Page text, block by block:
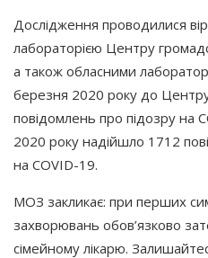
Дослідження проводилися
лабораторією Центру
а також обласними
березня 2020 року до
повідомлень про підозру на
2020 року надійшло 1712
на COVID-19.
МОЗ закликає: при перших
захворювань обов’язково
сімейному лікарю.